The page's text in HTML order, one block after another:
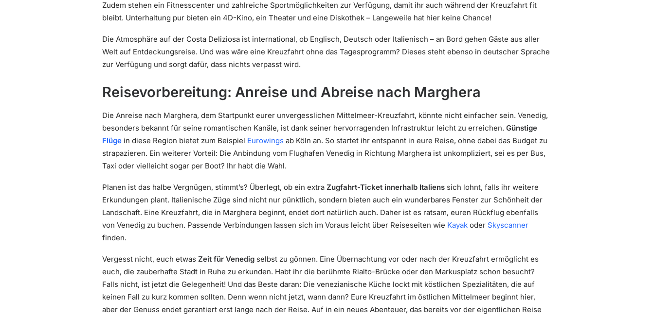
Zudem stehen ein Fitnesscenter und zahlreiche Sportmöglichkeiten zur Verfügung, damit ihr auch während der Kreuzfahrt fit
bleibt. Unterhaltung pur bieten ein 4D-Kino, ein Theater und eine Diskothek – Langeweile hat hier keine Chance!
Die Atmosphäre auf der Costa Deliziosa ist international, ob Englisch, Deutsch oder Italienisch – an Bord gehen Gäste aus aller
Welt auf Entdeckungsreise. Und was wäre eine Kreuzfahrt ohne das Tagesprogramm? Dieses steht ebenso in deutscher Sprache
zur Verfügung und sorgt dafür, dass nichts verpasst wird.
Reisevorbereitung: Anreise und Abreise nach Marghera
Die Anreise nach Marghera, dem Startpunkt eurer unvergesslichen Mittelmeer-Kreuzfahrt, könnte nicht einfacher sein. Venedig,
besonders bekannt für seine romantischen Kanäle, ist dank seiner hervorragenden Infrastruktur leicht zu erreichen. Günstige
Flüge in diese Region bietet zum Beispiel Eurowings ab Köln an. So startet ihr entspannt in eure Reise, ohne dabei das Budget zu
strapazieren. Ein weiterer Vorteil: Die Anbindung vom Flughafen Venedig in Richtung Marghera ist unkompliziert, sei es per Bus,
Taxi oder vielleicht sogar per Boot? Ihr habt die Wahl.
Planen ist das halbe Vergnügen, stimmt’s? Überlegt, ob ein extra Zugfahrt-Ticket innerhalb Italiens sich lohnt, falls ihr weitere
Erkundungen plant. Italienische Züge sind nicht nur pünktlich, sondern bieten auch ein wunderbares Fenster zur Schönheit der
Landschaft. Eine Kreuzfahrt, die in Marghera beginnt, endet dort natürlich auch. Daher ist es ratsam, euren Rückflug ebenfalls
von Venedig zu buchen. Passende Verbindungen lassen sich im Voraus leicht über Reiseseiten wie Kayak oder Skyscanner
finden.
Vergesst nicht, euch etwas Zeit für Venedig selbst zu gönnen. Eine Übernachtung vor oder nach der Kreuzfahrt ermöglicht es
euch, die zauberhafte Stadt in Ruhe zu erkunden. Habt ihr die berühmte Rialto-Brücke oder den Markusplatz schon besucht?
Falls nicht, ist jetzt die Gelegenheit! Und das Beste daran: Die venezianische Küche lockt mit köstlichen Spezialitäten, die auf
keinen Fall zu kurz kommen sollten. Denn wenn nicht jetzt, wann dann? Eure Kreuzfahrt im östlichen Mittelmeer beginnt hier,
aber der Genuss endet garantiert erst lange nach der Reise. Auf in ein neues Abenteuer, das bereits vor der eigentlichen Reise